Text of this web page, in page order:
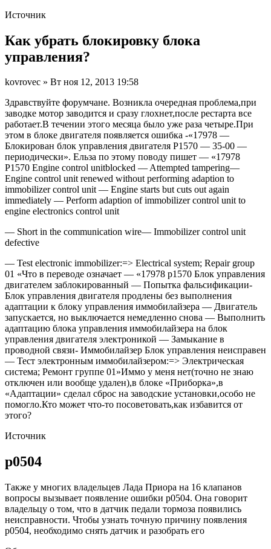
Источник
Как убрать блокировку блока
управления?
kovrovec » Вт ноя 12, 2013 19:58
Здравствуйте форумчане. Возникла очередная проблема,при
заводке мотор заводится и сразу глохнет,после рестарта все
работает.В течении этого месяца было уже раза четыре.При
этом в блоке двигателя появляется ошибка -«17978 —
Блокирован блок управления двигателя P1570 — 35-00 —
периодически». Ельза по этому поводу пишет — «17978
P1570 Engine control unitblocked — Attempted tampering—
Engine control unit renewed without performing adaption to
immobilizer control unit — Engine starts but cuts out again
immediately — Perform adaption of immobilizer control unit to
engine electronics control unit
— Short in the communication wire— Immobilizer control unit
defective
— Test electronic immobilizer:=> Electrical system; Repair group
01 «Что в переводе означает — «17978 p1570 Блок управления
двигателем заблокированный — Попытка фальсификации-
Блок управления двигателя продлены без выполнения
адаптации к блоку управления иммобилайзера — Двигатель
запускается, но выключается немедленно снова — Выполнить
адаптацию блока управления иммобилайзера на блок
управления двигателя электроникой — Замыкание в
проводной связи- Иммобилайзер Блок управления неисправен
— Тест электронным иммобилайзером:=> Электрическая
система; Ремонт группе 01»Иммо у меня нет(точно не знаю
отключен или вообще удален),в блоке «Приборка»,в
«Адаптации» сделал сброс на заводские установки,особо не
помогло.Кто может что-то посоветовать,как избавится от
этого?
Источник
р0504
Также у многих владельцев Лада Приора на 16 клапанов
вопросы вызывает появление ошибки р0504. Она говорит
владельцу о том, что в датчик педали тормоза появились
неисправности. Чтобы узнать точную причину появления
р0504, необходимо снять датчик и разобрать его